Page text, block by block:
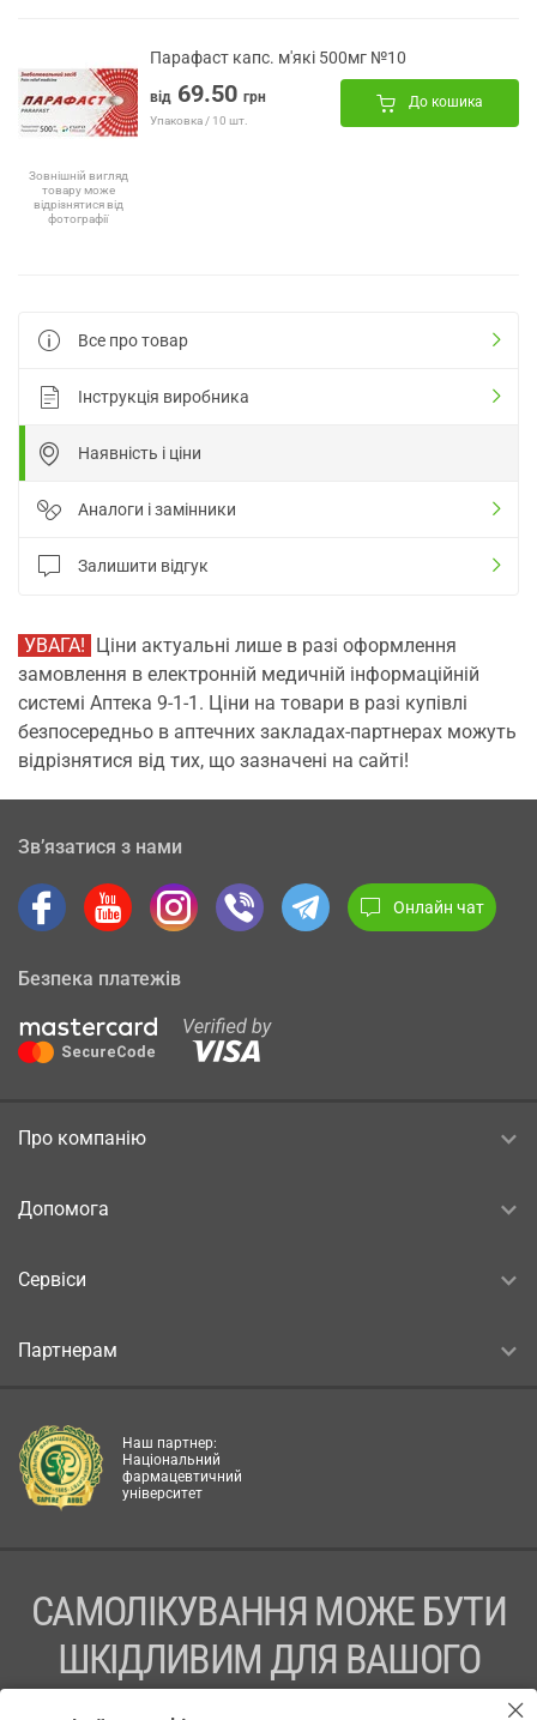
Зовнішній вигляд
товару може
відрізнятися від
фотографії
Парафаст капс. м'які 500мг №10
від 69.50 грн
Упаковка / 10 шт.
До кошика
Все про товар
Інструкція виробника
Наявність і ціни
Аналоги і замінники
Залишити відгук
УВАГА! Ціни актуальні лише в разі оформлення
замовлення в електронній медичній інформаційній
системі Аптека 9-1-1. Ціни на товари в разі купівлі
безпосередньо в аптечних закладах-партнерах можуть
відрізнятися від тих, що зазначені на сайті!
Зв’язатися з нами
Онлайн чат
Безпека платежів
Про компанію
Допомога
Сервіси
Партнерам
Наш партнер:
Національний
фармацевтичний
університет
САМОЛІКУВАННЯ МОЖЕ БУТИ
ШКІДЛИВИМ ДЛЯ ВАШОГО